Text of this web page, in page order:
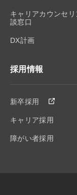
キャリアカウンセリ
談窓口
DX計画
採用情報
新卒採用
キャリア採用
障がい者採用